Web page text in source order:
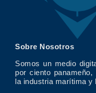
Sobre Nosotros
Somos un medio
por ciento panameño,
la industria marítima y